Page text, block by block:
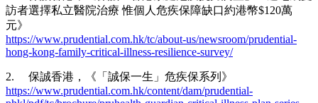
訪者選擇私立醫院治療 惟個人危疾保障缺口約港幣$120萬
元》
https://www.prudential.com.hk/tc/about-us/newsroom/prudential-
hong-kong-family-critical-illness-resilience-survey/
2. 保誠香港，《「誠保一生」危疾保系列》
https://www.prudential.com.hk/content/dam/prudential-